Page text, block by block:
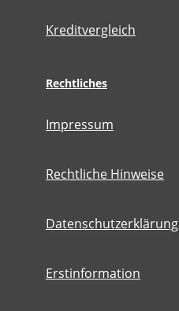
Kreditvergleich
Rechtliches
Impressum
Rechtliche Hinweise
Datenschutzerklärung
Erstinformation